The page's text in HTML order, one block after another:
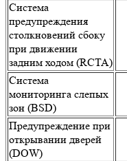
Система
предупреждения
столкновений сбоку
при движении
задним ходом (RCTA)
Система
мониторинга слепых
зон (BSD)
Предупреждение при
открывании дверей
(DOW)